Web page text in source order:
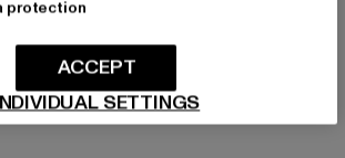
PASSFORM
protection
SETTINGS
ACCEPT